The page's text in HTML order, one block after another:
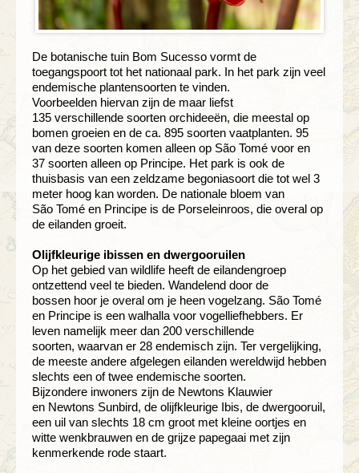
De botanische tuin Bom Sucesso vormt de
toegangspoort tot het nationaal park. In het park zijn veel
endemische plantensoorten te vinden.
Voorbeelden hiervan zijn de maar liefst
135 verschillende soorten orchideeën, die meestal op
bomen groeien en de ca. 895 soorten vaatplanten. 95
van deze soorten komen alleen op São Tomé voor en
37 soorten alleen op Principe. Het park is ook de
thuisbasis van een zeldzame begoniasoort die tot wel 3
meter hoog kan worden. De nationale bloem van
São Tomé en Principe is de Porseleinroos, die overal op
de eilanden groeit.
Olijfkleurige ibissen en dwergooruilen
Op het gebied van wildlife heeft de eilandengroep
ontzettend veel te bieden. Wandelend door de
bossen hoor je overal om je heen vogelzang. São Tomé
en Principe is een walhalla voor vogelliefhebbers. Er
leven namelijk meer dan 200 verschillende
soorten, waarvan er 28 endemisch zijn. Ter vergelijking,
de meeste andere afgelegen eilanden wereldwijd hebben
slechts een of twee endemische soorten.
Bijzondere inwoners zijn de Newtons Klauwier
en Newtons Sunbird, de olijfkleurige Ibis, de dwergooruil,
een uil van slechts 18 cm groot met kleine oortjes en
witte wenkbrauwen en de grijze papegaai met zijn
kenmerkende rode staart.